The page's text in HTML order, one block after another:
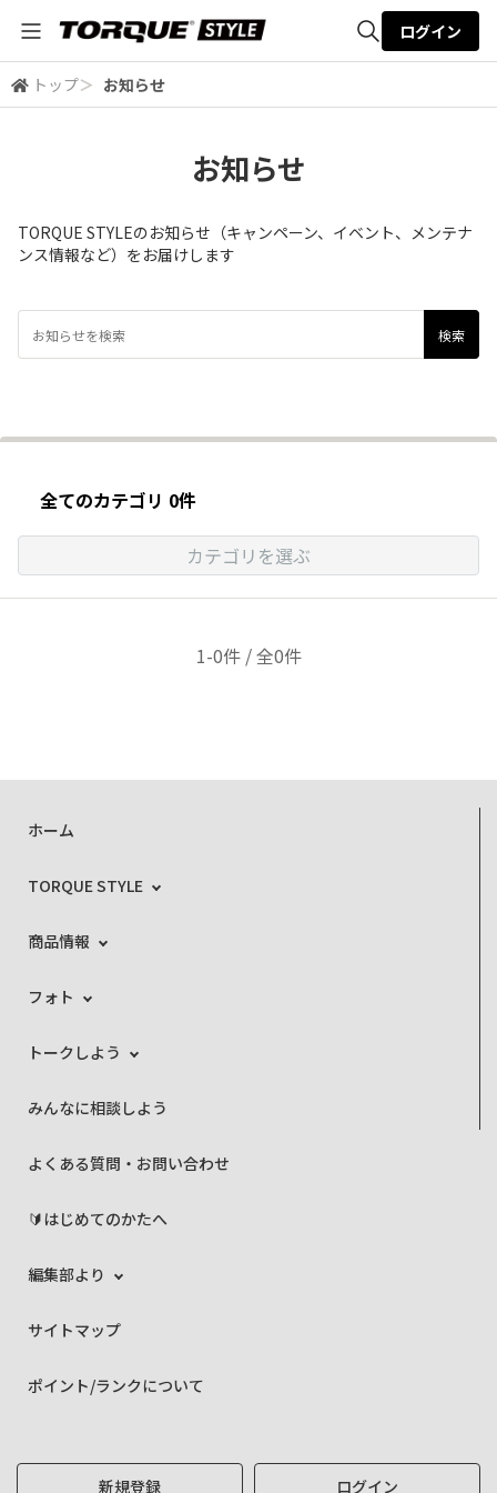
全体検索
ログイン
トップ＞ お知らせ
お知らせ
TORQUE STYLEのお知らせ（キャンペーン、イベント、メンテナ
ンス情報など）をお届けします
全てのカテゴリ 0件
カテゴリを選ぶ
1-0件 / 全0件
ホーム
TORQUE STYLE
商品情報
フォト
トークしよう
みんなに相談しよう
よくある質問・お問い合わせ
🔰はじめてのかたへ
編集部より
サイトマップ
ポイント/ランクについて
新規登録 ログイン